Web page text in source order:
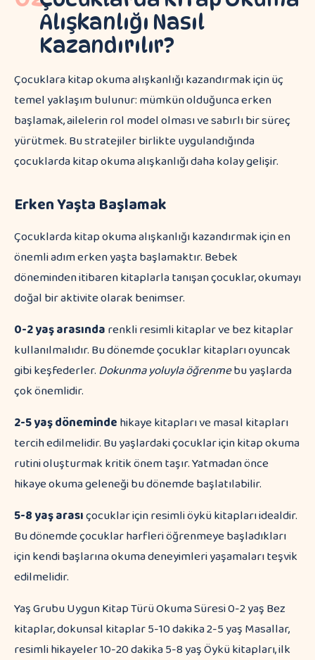
Alışkanlığı Nasıl
Kazandırılır?
Çocuklara kitap okuma alışkanlığı kazandırmak için üç
temel yaklaşım bulunur: mümkün olduğunca erken
başlamak, ailelerin rol model olması ve sabırlı bir süreç
yürütmek. Bu stratejiler birlikte uygulandığında
çocuklarda kitap okuma alışkanlığı daha kolay gelişir.
Erken Yaşta Başlamak
Çocuklarda kitap okuma alışkanlığı kazandırmak için en
önemli adım erken yaşta başlamaktır. Bebek
döneminden itibaren kitaplarla tanışan çocuklar, okumayı
doğal bir aktivite olarak benimser.
0-2 yaş arasındarenkli resimli kitaplar ve bez kitaplar
kullanılmalıdır. Bu dönemde çocuklar kitapları oyuncak
gibi keşfederler.Dokunma yoluyla öğrenmebu yaşlarda
çok önemlidir.
2-5 yaş dönemindehikaye kitapları ve masal kitapları
tercih edilmelidir. Bu yaşlardaki çocuklar için kitap okuma
rutini oluşturmak kritik önem taşır. Yatmadan önce
hikaye okuma geleneği bu dönemde başlatılabilir.
5-8 yaş arasıçocuklar için resimli öykü kitapları idealdir.
Bu dönemde çocuklar harfleri öğrenmeye başladıkları
için kendi başlarına okuma deneyimleri yaşamaları teşvik
edilmelidir.
Yaş Grubu Uygun Kitap Türü Okuma Süresi 0-2 yaş Bez
kitaplar, dokunsal kitaplar 5-10 dakika 2-5 yaş Masallar,
resimli hikayeler 10-20 dakika 5-8 yaş Öykü kitapları, ilk